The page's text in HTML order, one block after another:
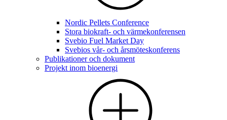
Nordic Pellets Conference
Stora biokraft- och värmekonferensen
Svebio Fuel Market Day
Svebios vår- och årsmöteskonferens
Publikationer och dokument
Projekt inom bioenergi